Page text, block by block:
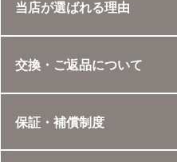
当店が選ばれる理由
交換・ご返品について
保証・補償制度